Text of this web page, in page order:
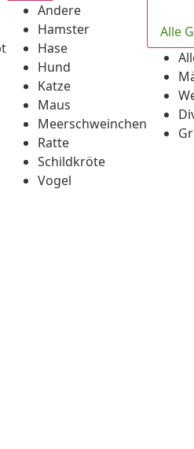
Andere
Hamster
Hase
Hund
Katze
Maus
Meerschweinchen
Ratte
Schildkröte
Vogel
Alle